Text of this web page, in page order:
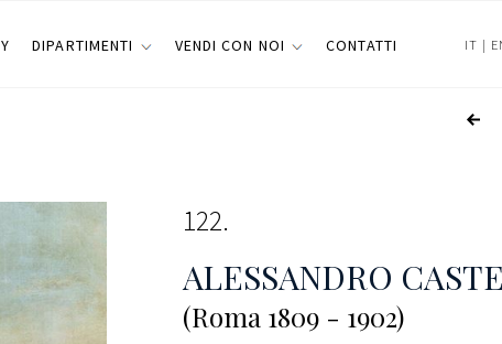
DIPARTIMENTI VENDI CON NOI CONTATTI IT |
122
ALESSANDRO
(Roma 1809 - 1902)